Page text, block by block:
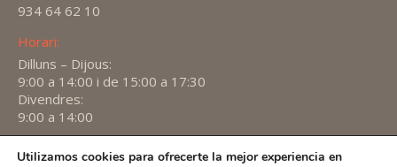
934 64 62 10
Horari:
Dilluns – Dijous:
9:00 a 14:00 i de 15:00 a 17:30
Divendres:
9:00 a 14:00
X
YouTube
Linkedin
Utilizamos cookies para ofrecerte la mejor experiencia en